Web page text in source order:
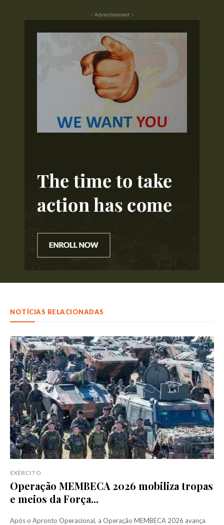
- Advertisement -
NOTÍCIAS RELACIONADAS
EXÉRCITO
Operação MEMBECA 2026 mobiliza tropas
e meios da Força...
Após o Apronto Operacional, a Operação MEMBECA 2026 avança